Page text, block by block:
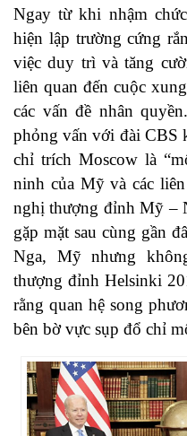
Ngay từ khi nhậm
hiện lập trường cứng
việc duy trì và tăng
liên quan đến cuộc
các vấn đề nhân
phỏng vấn với đài CBS
chỉ trích Moscow là
ninh của Mỹ và các
nghị thượng đỉnh Mỹ –
gặp mặt sau cùng gần
Nga, Mỹ nhưng
thượng đỉnh Helsinki
rằng quan hệ song
bên bờ vực sụp đổ chỉ